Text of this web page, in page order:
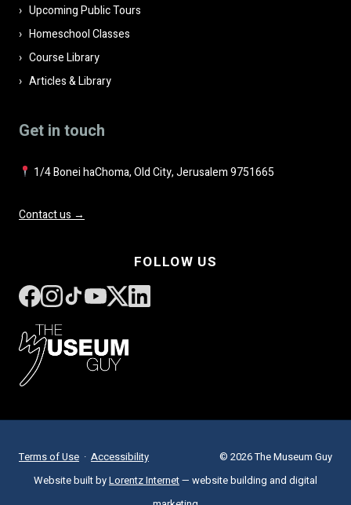
Upcoming Public Tours
Homeschool Classes
Course Library
Articles & Library
Get in touch
1/4 Bonei haChoma, Old City, Jerusalem 9751665
Contact us →
FOLLOW US
Terms of Use · Accessibility
© 2026 The Museum Guy
Website built byLorentz Internet— website building and digital